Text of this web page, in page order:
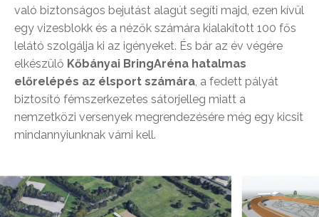
való biztonságos bejutást alagút segíti majd, ezen kívül
egy vizesblokk és a nézők számára kialakított 100 fős
lelátó szolgálja ki az igényeket. És bár az év végére
elkészülő Kőbányai BringAréna hatalmas
előrelépés az élsport számára, a fedett pályát
biztosító fémszerkezetes sátorjelleg miatt a
nemzetközi versenyek megrendezésére még egy kicsit
mindannyiunknak várni kell.